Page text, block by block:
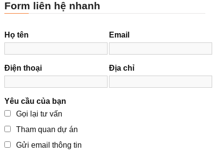
Form liên hệ nhanh
Họ tên Email
Điện thoại Địa chỉ
Yêu cầu của bạn
Gọi lại tư vấn
Tham quan dự án
Gửi email thông tin